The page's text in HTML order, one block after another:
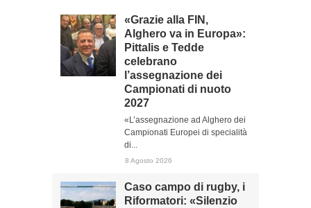
«Grazie alla FIN,
Alghero va in Europa»:
Pittalis e Tedde
celebrano
l’assegnazione dei
Campionati di nuoto
2027
«L’assegnazione ad Alghero dei
Campionati Europei di specialità
di...
8 Agosto 2026
Caso campo di rugby, i
Riformatori: «Silenzio